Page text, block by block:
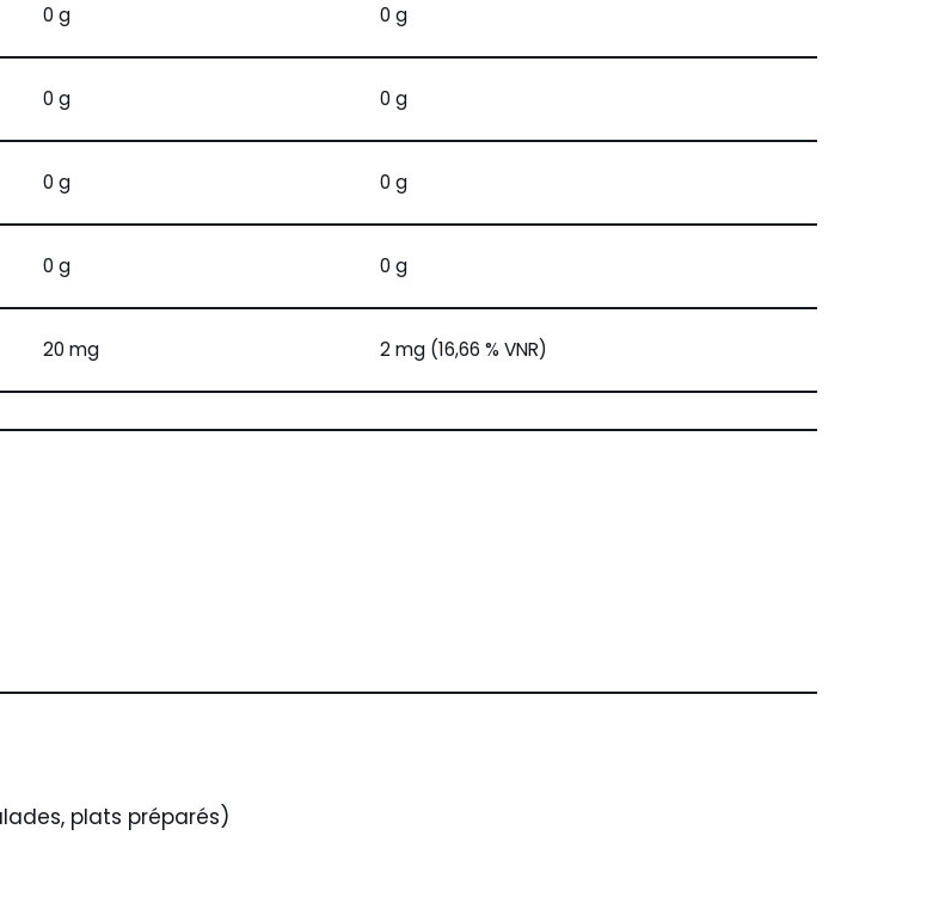
0 g 0 g
0 g 0 g
0 g 0 g
0 g 0 g
20 mg 2 mg (16,66 % VNR)
plats préparés)